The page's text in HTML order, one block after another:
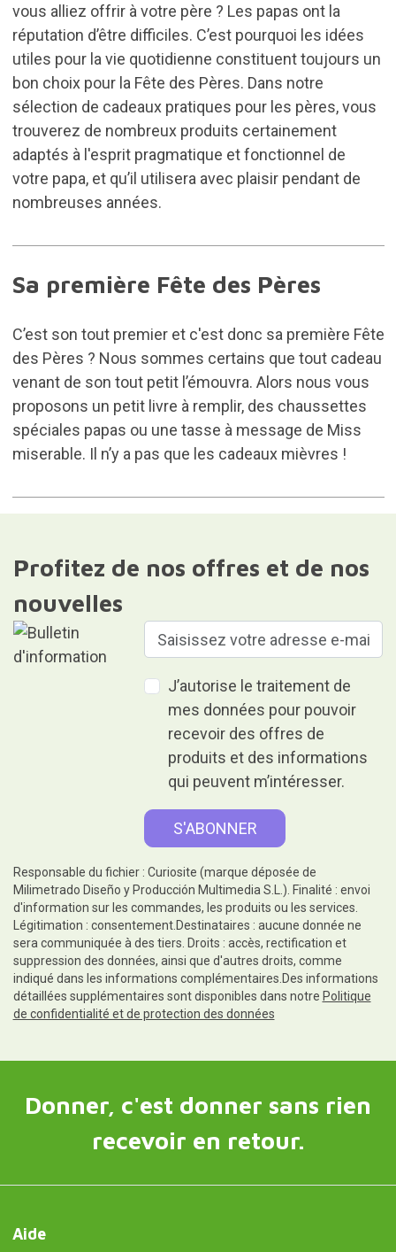
vous alliez offrir à votre père ? Les papas ont la
réputation d’être difficiles. C’est pourquoi les idées
utiles pour la vie quotidienne constituent toujours un
bon choix pour la Fête des Pères. Dans notre
sélection de cadeaux pratiques pour les pères, vous
trouverez de nombreux produits certainement
adaptés à l'esprit pragmatique et fonctionnel de
votre papa, et qu’il utilisera avec plaisir pendant de
nombreuses années.
Sa première Fête des Pères
C’est son tout premier et c'est donc sa première Fête
des Pères ? Nous sommes certains que tout cadeau
venant de son tout petit l’émouvra. Alors nous vous
proposons un petit livre à remplir, des chaussettes
spéciales papas ou une tasse à message de Miss
miserable. Il n’y a pas que les cadeaux mièvres !
Profitez de nos offres et de nos
nouvelles
J’autorise le traitement de
mes données pour pouvoir
recevoir des offres de
produits et des informations
qui peuvent m’intéresser.
Responsable du fichier : Curiosite (marque déposée de
Milimetrado Diseño y Producción Multimedia S.L.). Finalité : envoi
d'information sur les commandes, les produits ou les services.
Légitimation : consentement.Destinataires : aucune donnée ne
sera communiquée à des tiers. Droits : accès, rectification et
suppression des données, ainsi que d'autres droits, comme
indiqué dans les informations complémentaires.Des informations
détaillées supplémentaires sont disponibles dans notre Politique
de confidentialité et de protection des données
Donner, c'est donner sans rien
recevoir en retour.
Aide